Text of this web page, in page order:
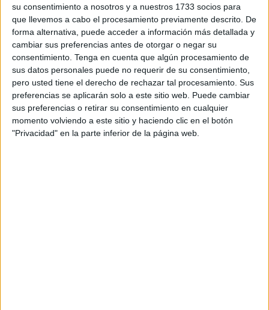
su consentimiento a nosotros y a nuestros 1733 socios para
que llevemos a cabo el procesamiento previamente descrito. De
forma alternativa, puede acceder a información más detallada y
cambiar sus preferencias antes de otorgar o negar su
consentimiento. Tenga en cuenta que algún procesamiento de
sus datos personales puede no requerir de su consentimiento,
pero usted tiene el derecho de rechazar tal procesamiento. Sus
preferencias se aplicarán solo a este sitio web. Puede cambiar
sus preferencias o retirar su consentimiento en cualquier
momento volviendo a este sitio y haciendo clic en el botón
"Privacidad" en la parte inferior de la página web.
Roviralta expresó que "Ceuta está hermanada con el
Colegio de Médicos de Andalucía, y este acto simboliza
nuestra unión histórica y profesional". Además, puso en
valor el respaldo continuo que Andalucía ha mostrado
hacia Ceuta, fortaleciendo los lazos de cooperación en
momentos clave y contribuyendo al desarrollo del sector
sanitario ceutí.